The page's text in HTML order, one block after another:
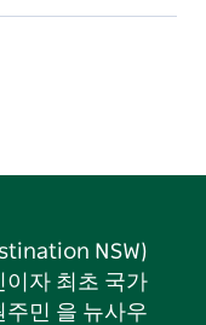
NSW)
이자 최초 국가
주민 을 뉴사우